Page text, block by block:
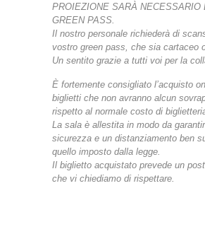
PROIEZIONE SARÀ NECESSARIO
GREEN PASS.
Il nostro personale richiederà di
vostro green pass, che sia cartaceo
Un sentito grazie a tutti voi per la
È fortemente consigliato l’acquisto
biglietti che non avranno alcun
rispetto al normale costo di
La sala è allestita in modo da
sicurezza e un distanziamento ben
quello imposto dalla legge.
Il biglietto acquistato prevede un
che vi chiediamo di rispettare.